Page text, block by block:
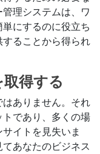
理システムは、ワ
にするのに役立ち
ることから得られ
得する
ありません。それ
であり、多くの場
イトを見失いま
あなたのビジネス